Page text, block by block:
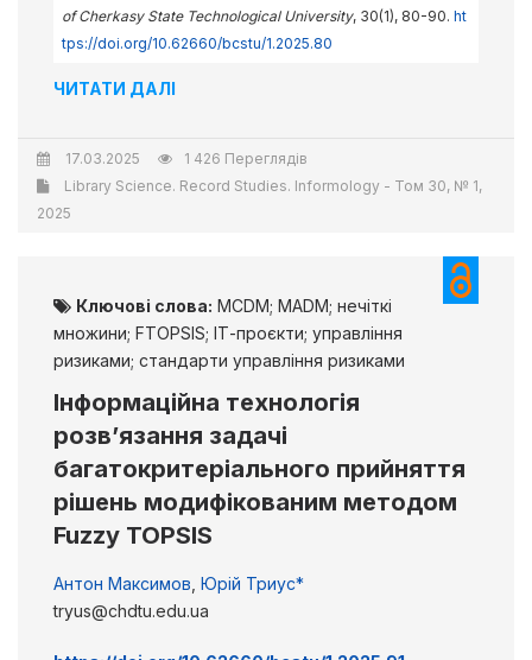
of Cherkasy State Technological University, 30(1), 80-90. ht
tps://doi.org/10.62660/bcstu/1.2025.80
ЧИТАТИ ДАЛІ
17.03.2025
1 426 Переглядів
Library Science. Record Studies. Informology - Том 30, № 1,
2025
Ключові слова: MCDM; MADM; нечіткі
множини; FTOPSIS; ІТ-проєкти; управління
ризиками; стандарти управління ризиками
Інформаційна технологія
розв’язання задачі
багатокритеріального прийняття
рішень модифікованим методом
Fuzzy TOPSIS
Антон Максимов Юрій Триус*
tryus@chdtu.edu.ua